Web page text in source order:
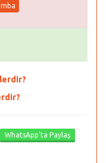
WhatsApp'ta Paylaş